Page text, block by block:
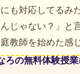
も対応してるみ
じゃない？」と
教師を始めた感
ろの無料体験授業